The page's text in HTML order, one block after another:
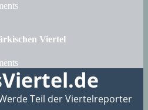
Viertel
Teil der Viertelreporter